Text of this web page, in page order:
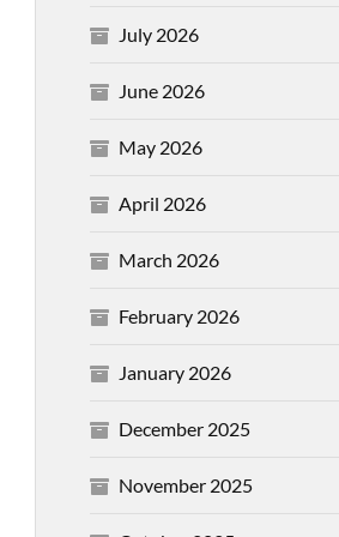
July 2026
June 2026
May 2026
April 2026
March 2026
February 2026
January 2026
December 2025
November 2025